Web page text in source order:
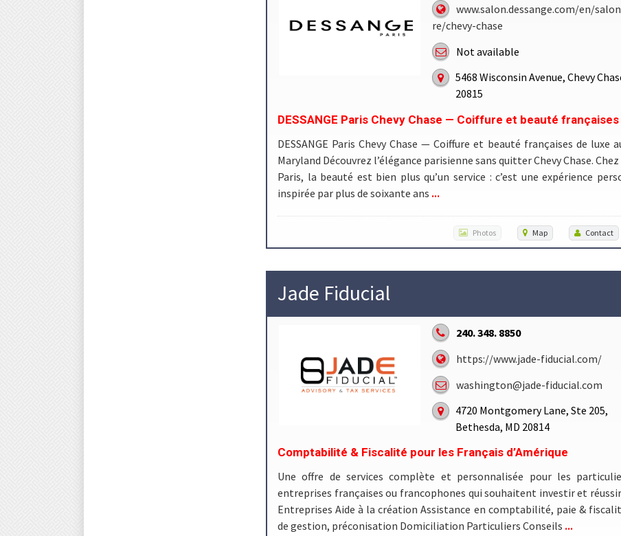
www.salon.dessange.com/en/
re/chevy-chase
Not available
5468 Wisconsin Avenue, Chevy
20815
DESSANGE Paris Chevy Chase — Coiffure et beauté
DESSANGE Paris Chevy Chase — Coiffure et beauté françaises de luxe
Maryland Découvrez l’élégance parisienne sans quitter Chevy Chase. Chez
Paris, la beauté est bien plus qu’un service : c’est une expérience
inspirée par plus de soixante ans ...
Photos Map Contact
Jade Fiducial
240. 348. 8850
https://www.jade-fiducial.com/
washington@jade-fiducial.com
4720 Montgomery Lane, Ste 205,
Bethesda, MD 20814
Comptabilité & Fiscalité pour les Français d’Amérique
Une offre de services complète et personnalisée pour les
entreprises françaises ou francophones qui souhaitent investir et réussir
Entreprises Aide à la création Assistance en comptabilité, paie &
de gestion, préconisation Domiciliation Particuliers Conseils ...